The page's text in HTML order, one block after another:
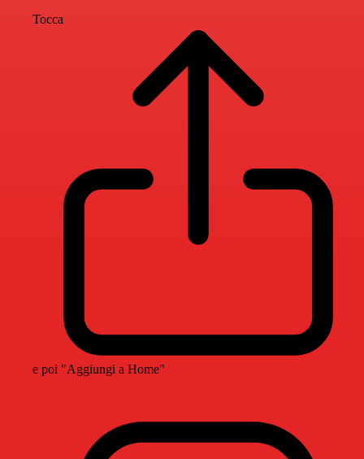
Tocca
e poi "Aggiungi a Home"